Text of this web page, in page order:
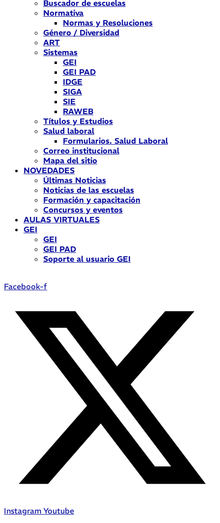
Buscador de escuelas
Normativa
Normas y Resoluciones
Género / Diversidad
ART
Sistemas
GEI
GEI PAD
IDGE
SIGA
SIE
RAWEB
Títulos y Estudios
Salud laboral
Formularios. Salud Laboral
Correo institucional
Mapa del sitio
NOVEDADES
Últimas Noticias
Noticias de las escuelas
Formación y capacitación
Concursos y eventos
AULAS VIRTUALES
GEI
GEI
GEI PAD
Soporte al usuario GEI
Facebook-f
Instagram Youtube